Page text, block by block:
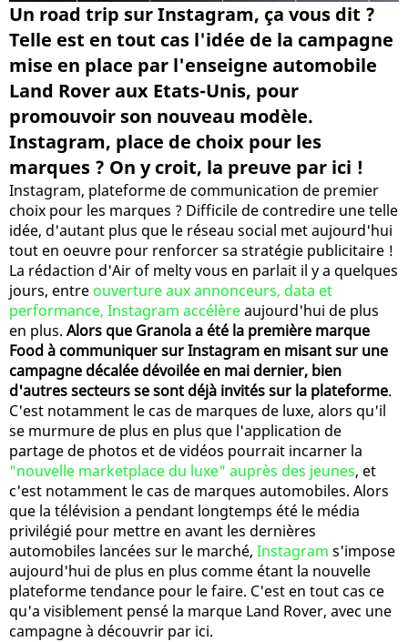
Un road trip sur Instagram, ça vous dit ?
Telle est en tout cas l'idée de la campagne
mise en place par l'enseigne automobile
Land Rover aux Etats-Unis, pour
promouvoir son nouveau modèle.
Instagram, place de choix pour les
marques ? On y croit, la preuve par ici !
Instagram, plateforme de communication de premier
choix pour les marques ? Difficile de contredire une telle
idée, d'autant plus que le réseau social met aujourd'hui
tout en oeuvre pour renforcer sa stratégie publicitaire !
La rédaction d'Air of melty vous en parlait il y a quelques
jours, entre ouverture aux annonceurs, data et
performance, Instagram accélèreaujourd'hui de plus
en plus. Alors que Granola a été la première marque
Food à communiquer sur Instagram en misant sur une
campagne décalée dévoilée en mai dernier, bien
d'autres secteurs se sont déjà invités sur la plateforme.
C'est notamment le cas de marques de luxe, alors qu'il
se murmure de plus en plus que l'application de
partage de photos et de vidéos pourrait incarner la
"nouvelle marketplace du luxe" auprès des jeunes, et
c'est notamment le cas de marques automobiles. Alors
que la télévision a pendant longtemps été le média
privilégié pour mettre en avant les dernières
automobiles lancées sur le marché, Instagram s'impose
aujourd'hui de plus en plus comme étant la nouvelle
plateforme tendance pour le faire. C'est en tout cas ce
qu'a visiblement pensé la marque Land Rover, avec une
campagne à découvrir par ici.